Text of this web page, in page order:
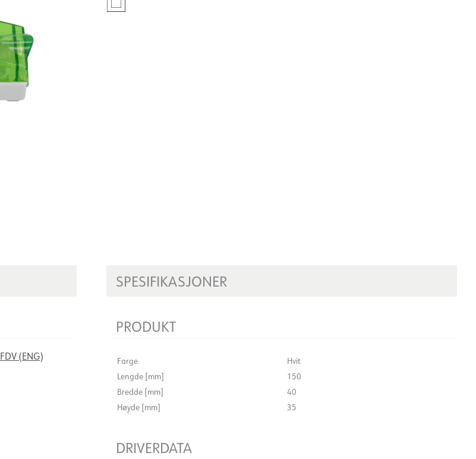
FDV (ENG)
SPESIFIKASJONER
PRODUKT
Farge
Hvit
Lengde [mm]
150
Bredde [mm]
40
Høyde [mm]
35
DRIVERDATA